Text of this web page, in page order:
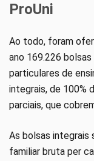
ProUni
Ao todo, foram
ano 169.226
particulares de
integrais, de 100%
parciais, que
As bolsas integrais
familiar bruta per